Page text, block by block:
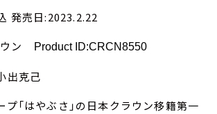
発売日:2023.2.22
ン
Product ID:CRCN8550
出克己
プ「はやぶさ」の日本クラウン移籍第一